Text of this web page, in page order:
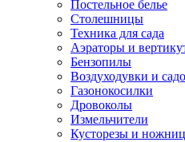
Постельное белье
Столешницы
Техника для сада
Аэраторы и
Бензопилы
Воздуходувки и
Газонокосилки
Дровоколы
Измельчители
Кусторезы и